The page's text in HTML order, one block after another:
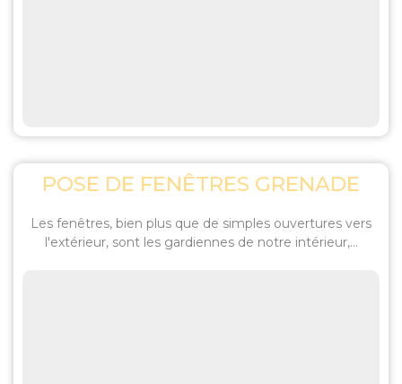
POSE DE FENÊTRES GRENADE
Les fenêtres, bien plus que de simples ouvertures vers
l'extérieur, sont les gardiennes de notre intérieur,...